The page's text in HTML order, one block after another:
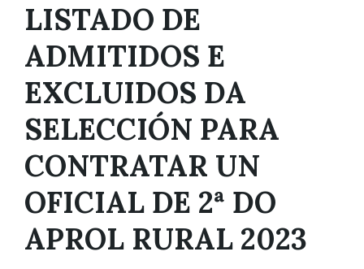
LISTADO DE
ADMITIDOS E
EXCLUIDOS DA
SELECCIÓN PARA
CONTRATAR UN
OFICIAL DE 2ª DO
APROL RURAL 2023